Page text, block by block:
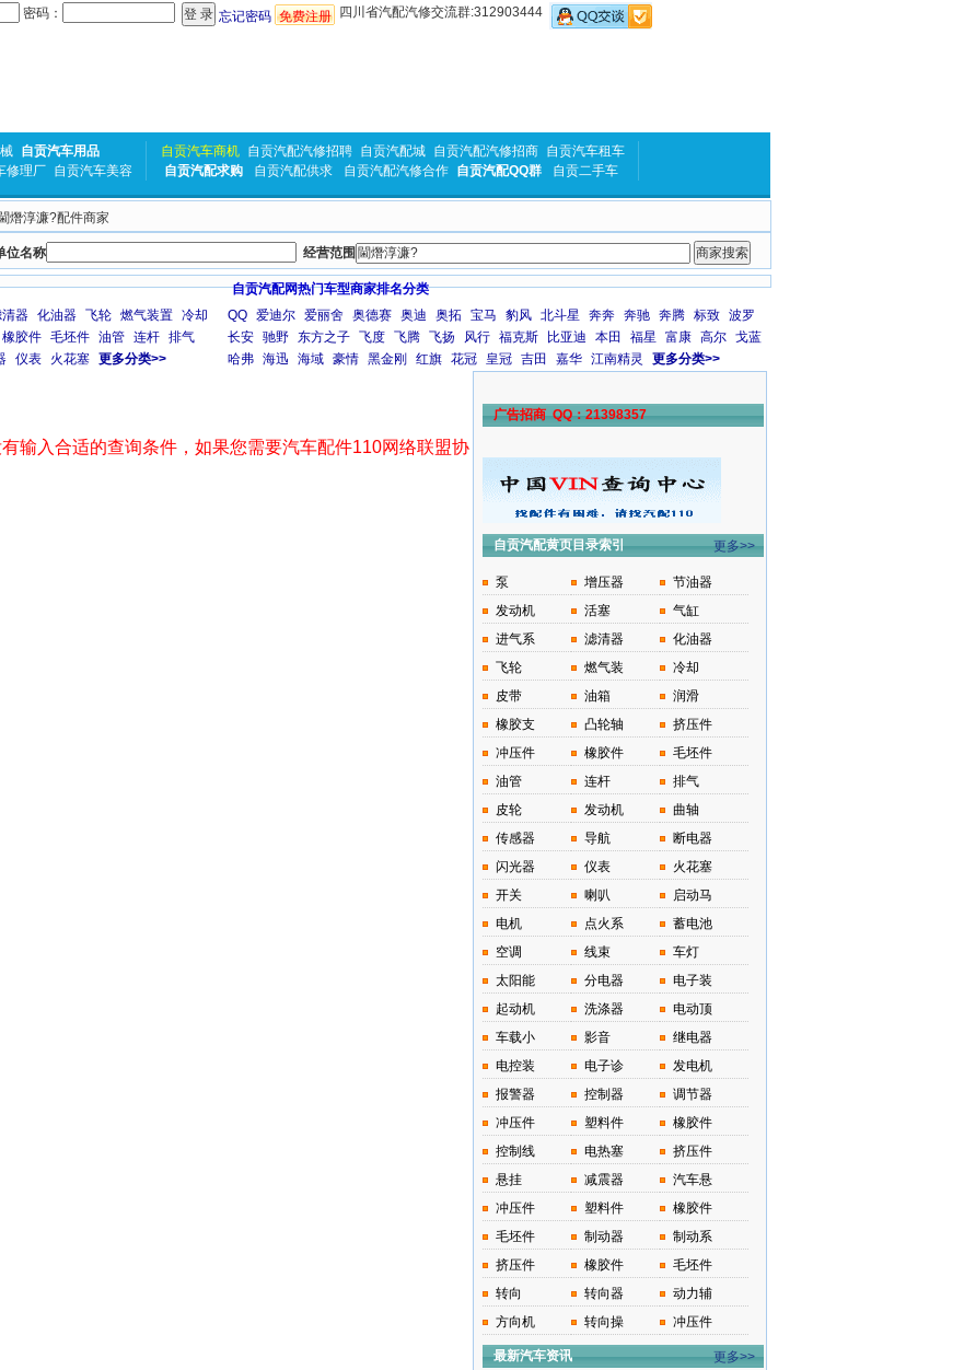
密码： 忘记密码 免费注册 四川省汽配汽修交流群:312903444
自贡汽车用品
修理厂 自贡汽车美容
自贡汽车商机 自贡汽配汽修招聘 自贡汽配城 自贡汽配汽修招商 自贡汽车租车
自贡汽配求购
自贡汽配供求 自贡汽配汽修合作 自贡汽配QQ群 自贡二手车
熸淳濂?配件商家
位名称 经营范围
器 化油器 飞轮 燃气装置 冷却
橡胶件 毛坯件 油管 连杆 排气
仪表 火花塞 更多分类>>
自贡汽配网热门车型商家排名分类
QQ 爱迪尔 爱丽舍 奥德赛 奥迪 奥拓 宝马 豹风 北斗星 奔奔 奔驰 奔腾 标致 波罗
长安 驰野 东方之子 飞度 飞腾 飞扬 风行 福克斯 比亚迪 本田 福星 富康 高尔 戈蓝
哈弗 海迅 海域 豪情 黑金刚 红旗 花冠 皇冠 吉田 嘉华 江南精灵 更多分类>>
输入合适的查询条件，如果您需要汽车配件110网络联盟协
广告招商 QQ：21398357
自贡汽配黄页目录索引 更多>>
泵 增压器
节油器
发动机
活塞
气缸
进气系
滤清器
化油器
飞轮
燃气装
冷却
皮带
油箱
润滑
橡胶支
凸轮轴
挤压件
冲压件
橡胶件
毛坯件
油管
连杆
排气
皮轮
发动机
曲轴
传感器
导航
断电器
闪光器
仪表
火花塞
开关
喇叭
启动马
电机
点火系
蓄电池
空调
线束
车灯
太阳能
分电器
电子装
起动机
洗涤器
电动顶
车载小
影音
继电器
电控装
电子诊
发电机
报警器
控制器
调节器
冲压件
塑料件
橡胶件
控制线
电热塞
挤压件
悬挂
减震器
汽车悬
冲压件
塑料件
橡胶件
毛坯件
制动器
制动系
挤压件
橡胶件
毛坯件
转向
转向器
动力辅
方向机
转向操 冲压件
最新汽车资讯
更多>>